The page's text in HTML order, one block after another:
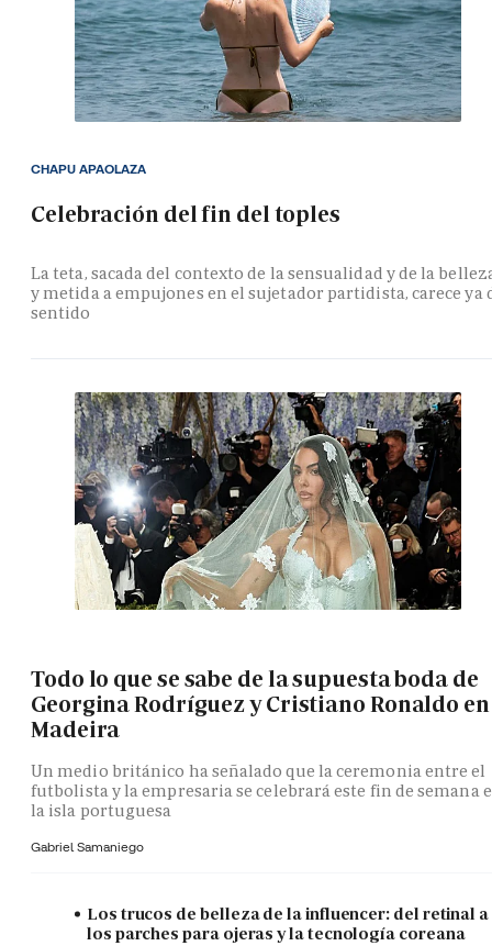
Celebración del fin del toples
La teta, sacada del contexto de la sensualidad y de la
y metida a empujones en el sujetador partidista, carece ya
sentido
CHAPU APAOLAZA
Todo lo que se sabe de la supuesta boda de
Georgina Rodríguez y Cristiano Ronaldo en
Madeira
Un medio británico ha señalado que la ceremonia entre el
futbolista y la empresaria se celebrará este fin de semana
la isla portuguesa
Gabriel Samaniego
Los trucos de belleza de la influencer: del retinal a
los parches para ojeras y la tecnología coreana